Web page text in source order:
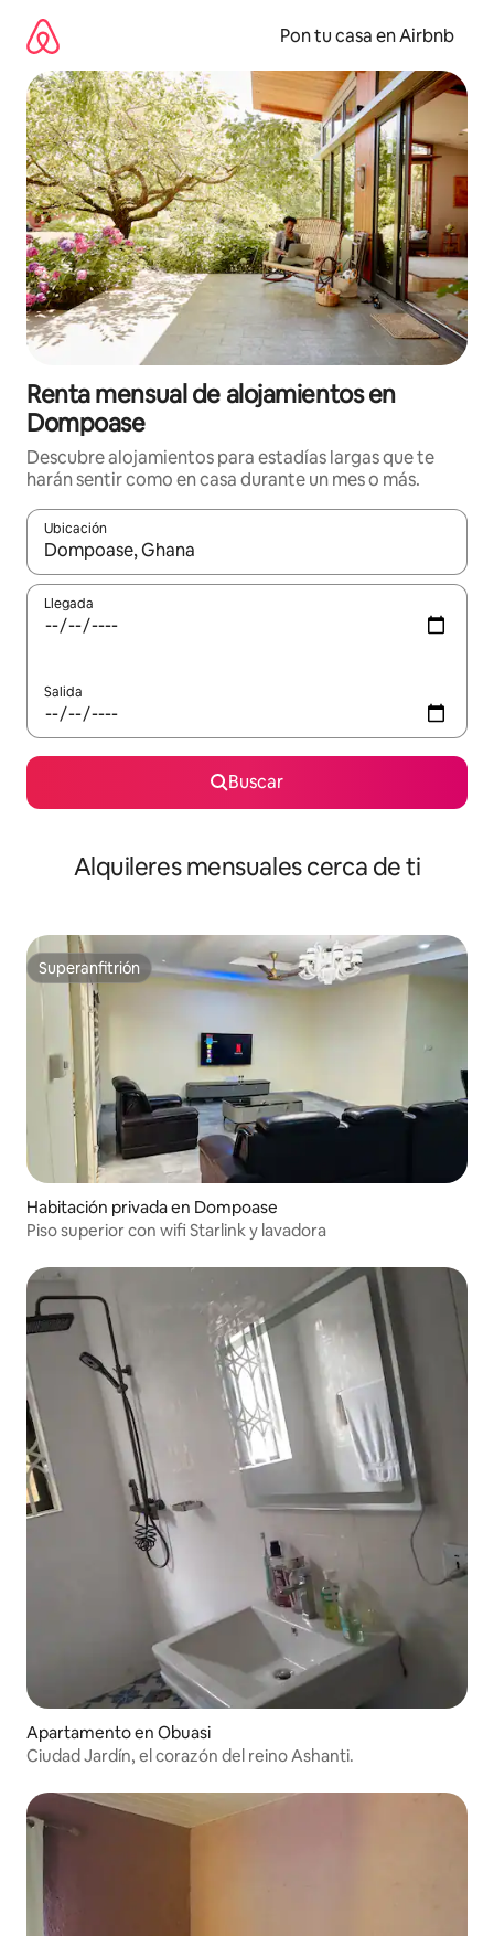
contenido
Pon tu casa en Airbnb
Renta mensual de alojamientos en
Dompoase
Descubre alojamientos para estadías largas que te
harán sentir como en casa durante un mes o más.
Ubicación
Cuando los resultados estén disponibles, navega con las
Llegada
Salida
Buscar
Alquileres mensuales cerca de ti
Superanfitrión
Superanfitrión
Habitación privada en Dompoase
Piso superior con wifi Starlink y lavadora
Apartamento en Obuasi
Ciudad Jardín, el corazón del reino Ashanti.